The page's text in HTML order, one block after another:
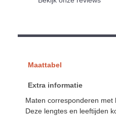
Maattabel
Extra informatie
Maten corresponderen met
Deze lengtes en leeftijden